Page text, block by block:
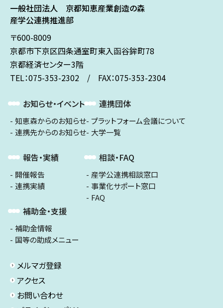
一般社団法人 京都知恵産業創造の森
産学公連携推進部
〒600-8009
京都市下京区四条通室町東入函谷鉾町78
京都経済センター3階
TEL：075-353-2302 / FAX：075-353-2304
お知らせ・イベント
知恵森からのお知らせ
連携先からのお知らせ
報告・実績
開催報告
連携実績
補助金・支援
補助金情報
国等の助成メニュー
連携団体
プラットフォーム会議について
大学一覧
相談・FAQ
産学公連携相談窓口
事業化サポート窓口
FAQ
メルマガ登録
アクセス
お問い合わせ